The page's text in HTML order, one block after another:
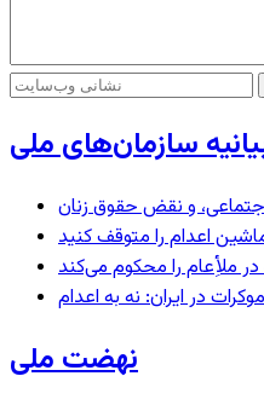
سازمان‌های ملی
و نقض حقوق زنان
ملأِعام را محکوم می‌کند
در ایران: نه به اعدام
نهضت ملی